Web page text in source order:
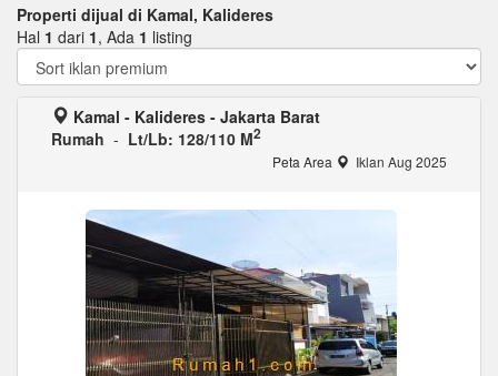
Properti dijual di Kamal, Kalideres
Hal 1 dari 1, Ada 1 listing
Kamal - Kalideres - Jakarta Barat
Rumah - Lt/Lb: 128/110 M2
Peta Area Iklan Aug 2025